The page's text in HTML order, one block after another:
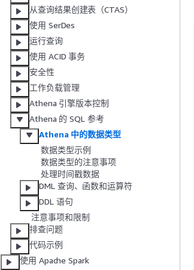
从查询结果创建表（CTAS）
使用 SerDes
运行查询
使用 ACID 事务
安全性
工作负载管理
Athena 引擎版本控制
Athena 的 SQL 参考
Athena 中的数据类型
数据类型示例
数据类型的注意事项
处理时间戳数据
DML 查询、函数和运算符
DDL 语句
注意事项和限制
排查问题
代码示例
使用 Apache Spark